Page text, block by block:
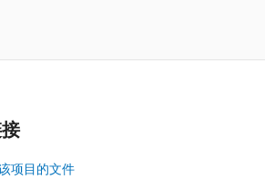
项目的文件